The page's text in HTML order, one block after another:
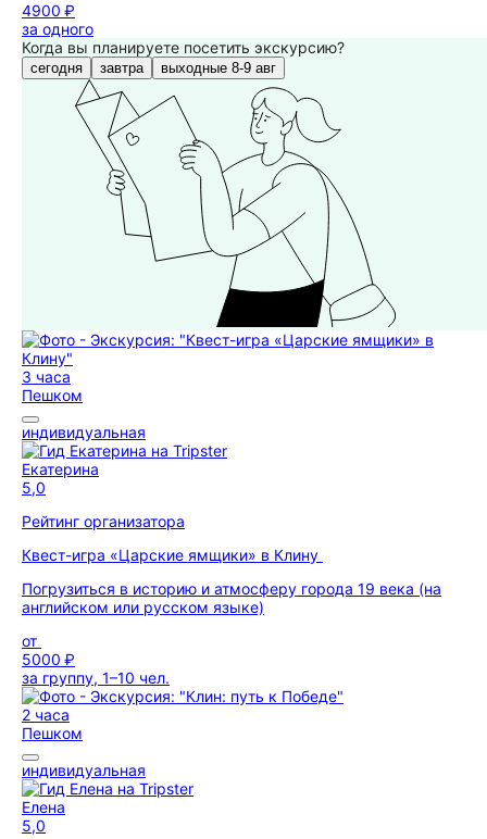
4900 ₽
за одного
Когда вы планируете посетить экскурсию?
сегодня завтра выходные 8-9 авг
3 часа
Пешком
индивидуальная
Екатерина
5,0
Рейтинг организатора
Квест-игра «Царские ямщики» в Клину
Погрузиться в историю и атмосферу города 19 века (на
английском или русском языке)
от
5000 ₽
за группу, 1–10 чел.
2 часа
Пешком
индивидуальная
Елена
5,0